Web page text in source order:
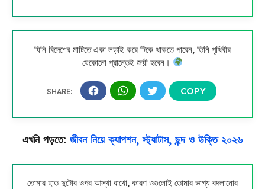
যিনি বিদেশের মাটিতে একা লড়াই করে টিকে থাকতে পারেন, তিনি পৃথিবীর
যেকোনো প্রান্তেই জয়ী হবেন।
এখনি পড়তে: জীবন নিয়ে ক্যাপশন, স্ট্যাটাস, ছন্দ ও উক্তি ২০২৬
তোমার হাত দুটোর ওপর আস্থা রাখো, কারণ ওগুলোই তোমার ভাগ্য বদলানোর